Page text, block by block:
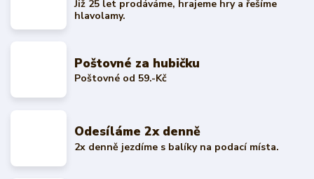
Již 25 let prodáváme, hrajeme hry a řešíme
hlavolamy.
Poštovné za hubičku
Poštovné od 59.-Kč
Odesíláme 2x denně
2x denně jezdíme s balíky na podací místa.